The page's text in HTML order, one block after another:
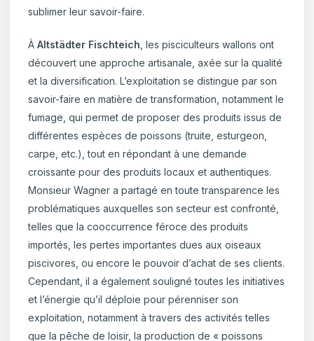
sublimer leur savoir-faire.
ÀAltstädter Fischteich , les pisciculteurs wallons ont
découvert une approche artisanale, axée sur la qualité
et la diversification. L’exploitation se distingue par son
savoir-faire en matière de transformation, notamment le
fumage, qui permet de proposer des produits issus de
différentes espèces de poissons (truite, esturgeon,
carpe, etc.), tout en répondant à une demande
croissante pour des produits locaux et authentiques.
Monsieur Wagner a partagé en toute transparence les
problématiques auxquelles son secteur est confronté,
telles que la cooccurrence féroce des produits
importés, les pertes importantes dues aux oiseaux
piscivores, ou encore le pouvoir d’achat de ses clients.
Cependant, il a également souligné toutes les initiatives
et l’énergie qu’il déploie pour pérenniser son
exploitation, notamment à travers des activités telles
que la pêche de loisir, la production de « poissons